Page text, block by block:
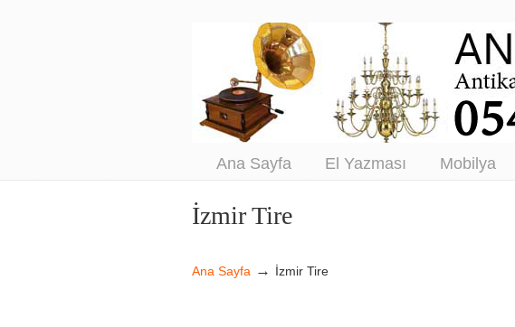
Antikacı
Satım
Ana Sayfa El Yazması Mobilya
Navigation
İzmir Tire
Ana Sayfa → İzmir Tire